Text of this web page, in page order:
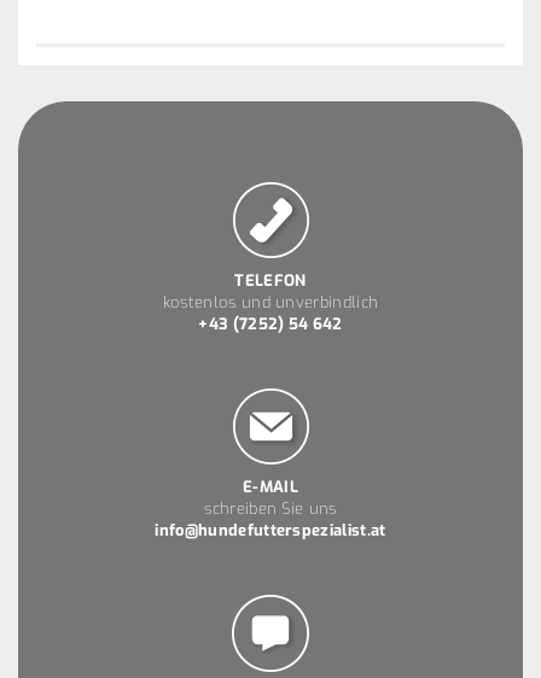
TELEFON
kostenlos und unverbindlich
+43 (7252) 54 642
E-MAIL
schreiben Sie uns
info@hundefutterspezialist.at